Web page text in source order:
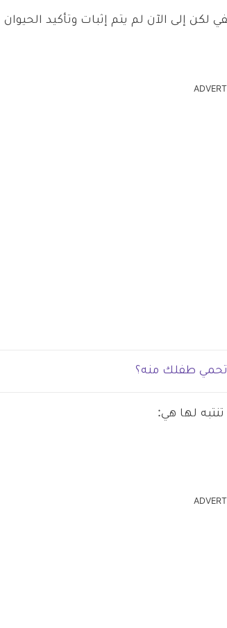
إلى الآن لم يتم إثبات وتأكيد الحيوان
تحمي طفلك منه؟
لها هي: